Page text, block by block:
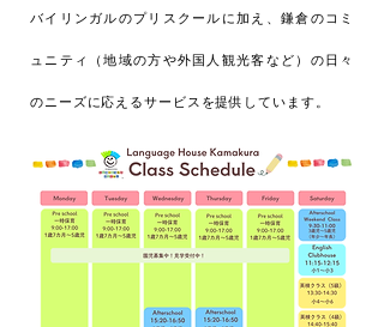
バイリンガルのプリスクールに加え、鎌倉のコミ
ュニティ（地域の方や外国人観光客など）の日々
のニーズに応えるサービスを提供しています。